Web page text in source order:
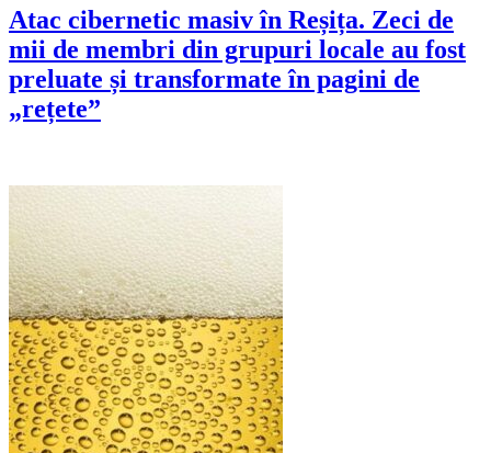
Atac cibernetic masiv în Reșița. Zeci de
mii de membri din grupuri locale au fost
preluate și transformate în pagini de
„rețete”